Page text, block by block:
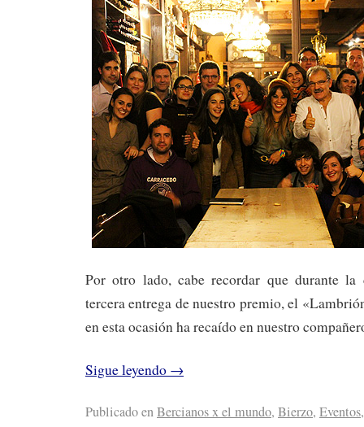
Por otro lado, cabe recordar que durante la
tercera entrega de nuestro premio, el
en esta ocasión ha recaído en nuestro
Sigue leyendo →
Publicado enBercianos x el mundo, Bierzo, Eventos,